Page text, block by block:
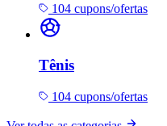
104 cupons/ofertas
Tênis
104 cupons/ofertas